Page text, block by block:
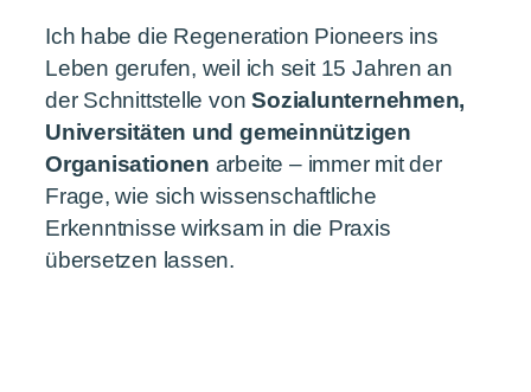
Ich habe die Regeneration Pioneers ins
Leben gerufen, weil ich seit 15 Jahren an
der Schnittstelle vonSozialunternehmen,
Universitäten und gemeinnützigen
Organisationen arbeite – immer mit der
Frage, wie sich wissenschaftliche
Erkenntnisse wirksam in die Praxis
übersetzen lassen.